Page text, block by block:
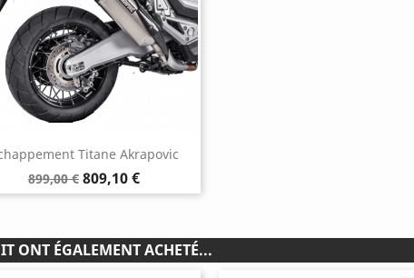
Titane Akrapovic
Prix
de
899,00 € Prix
809,10 €
ONT ÉGALEMENT ACHETÉ...